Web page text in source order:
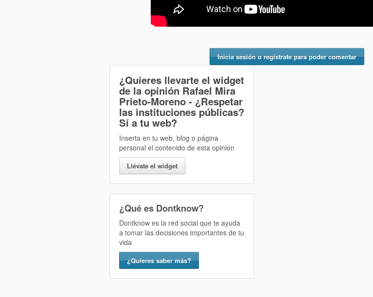
Inicia sesión o regístrate para poder comentar
¿Quieres llevarte el widget
de la opinión Rafael Mira
Prieto-Moreno - ¿Respetar
las instituciones públicas?
Sí a tu web?
Inserta en tu web, blog o página
personal el contenido de esta opinión
Llévate el widget
¿Qué es Dontknow?
Dontknow es la red social que te ayuda
a tomar las decisiones importantes de tu
vida
¿Quieres saber más?